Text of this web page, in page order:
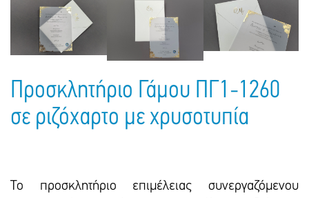
Πακέτα Δώρων
Σακούλες
Τσάντες - Ποδιές - Ομπρέλες
Βιβλία
Παιδικό Πάρτι
Ημερολόγια - Ατζέντες
Γραφική Ύλη
Τετράδια - Φάκελοι
Μπλοκ Ζωγραφικής
Προσκλητήριο Γάμου ΠΓ1-1260
σε ριζόχαρτο με χρυσοτυπία
Το προσκλητήριο επιμέλειας συνεργαζόμενου